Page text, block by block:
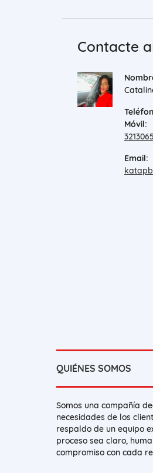
Contacte
Móvil:
Email:
QUIÉNES SOMOS
Somos una compañía
necesidades de los
respaldo de un equipo
proceso sea claro,
compromiso con cada